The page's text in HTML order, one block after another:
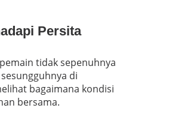
Persita
tidak sepenuhnya
di
bagaimana kondisi
bersama.